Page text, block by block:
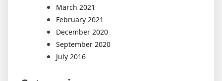
March 2021
February 2021
December 2020
September 2020
July 2016